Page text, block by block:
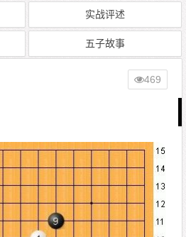
实战评述
五子故事
469